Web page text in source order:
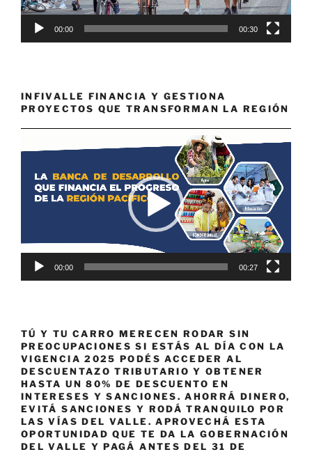
00:00 00:30
INFIVALLE FINANCIA Y GESTIONA
PROYECTOS QUE TRANSFORMAN LA REGIÓN
de
00:00 00:27
TÚ Y TU CARRO MERECEN RODAR SIN
PREOCUPACIONES SI ESTÁS AL DÍA CON LA
VIGENCIA 2025 PODÉS ACCEDER AL
DESCUENTAZO TRIBUTARIO Y OBTENER
HASTA UN 80% DE DESCUENTO EN
INTERESES Y SANCIONES. AHORRÁ DINERO,
EVITÁ SANCIONES Y RODÁ TRANQUILO POR
LAS VÍAS DEL VALLE. APROVECHÁ ESTA
OPORTUNIDAD QUE TE DA LA GOBERNACIÓN
DEL VALLE Y PAGÁ ANTES DEL 31 DE